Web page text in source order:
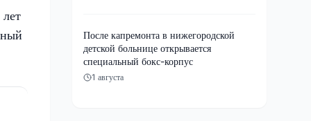
После капремонта в нижегородской
детской больнице открывается
специальный бокс-корпус
1 августа